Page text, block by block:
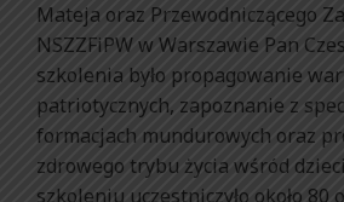
Mateja oraz Przewodniczącego
NSZZFiPW w Warszawie Pan
szkolenia było propagowanie
patriotycznych, zapoznanie z
formacjach mundurowych oraz
zdrowego trybu życia wśród
szkoleniu uczestniczyło około 80